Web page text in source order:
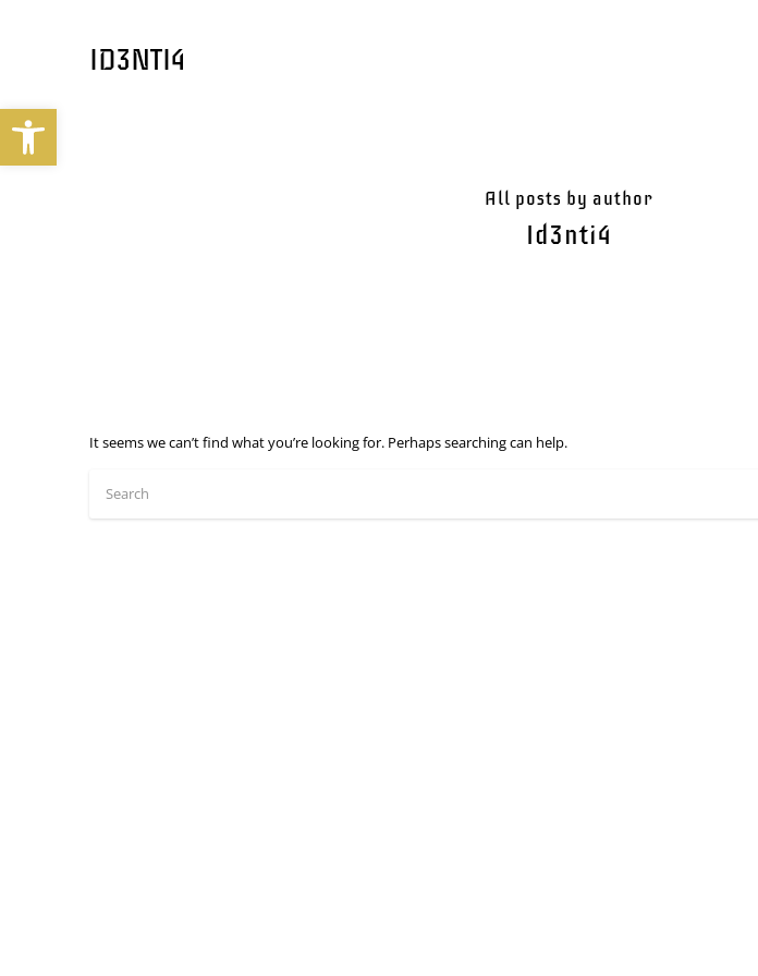
Abrir barra de herramientas
ID3NTI4
All posts by author
Id3nti4
It seems we can’t find what you’re looking for. Perhaps searching can help.